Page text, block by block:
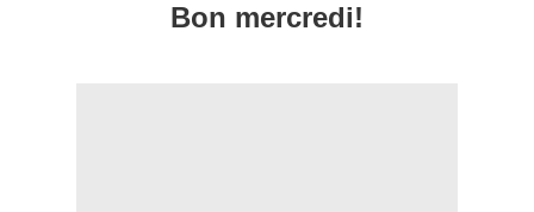
Bon mercredi!